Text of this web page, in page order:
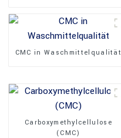
CMC in Waschmittelqualität
Carboxymethylcellulose
(CMC)